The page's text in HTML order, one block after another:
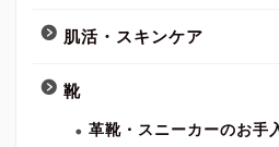
肌活・スキンケア
靴
革靴・スニーカーのお手